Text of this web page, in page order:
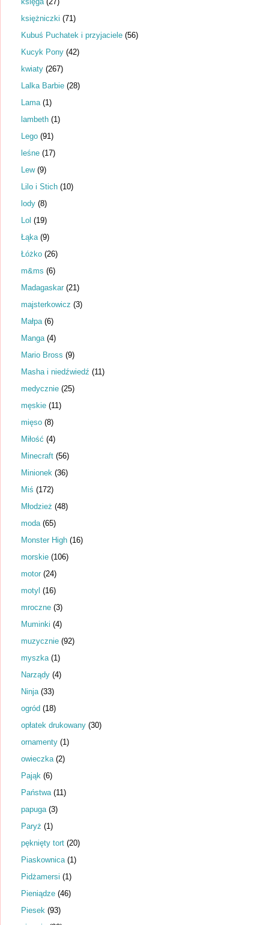
księżniczki (71)
Kubuś Puchatek i przyjaciele (56)
Kucyk Pony (42)
kwiaty (267)
Lalka Barbie (28)
Lama (1)
lambeth (1)
Lego (91)
leśne (17)
Lew (9)
Lilo i Stich (10)
lody (8)
Lol (19)
Łąka (9)
Łóżko (26)
m&ms (6)
Madagaskar (21)
majsterkowicz (3)
Małpa (6)
Manga (4)
Mario Bross (9)
Masha i niedźwiedź (11)
medycznie (25)
męskie (11)
mięso (8)
Miłość (4)
Minecraft (56)
Minionek (36)
Miś (172)
Młodzież (48)
moda (65)
Monster High (16)
morskie (106)
motor (24)
motyl (16)
mroczne (3)
Muminki (4)
muzycznie (92)
myszka (1)
Narządy (4)
Ninja (33)
ogród (18)
opłatek drukowany (30)
ornamenty (1)
owieczka (2)
Pająk (6)
Państwa (11)
papuga (3)
Paryż (1)
pęknięty tort (20)
Piaskownica (1)
Pidżamersi (1)
Pieniądze (46)
Piesek (93)